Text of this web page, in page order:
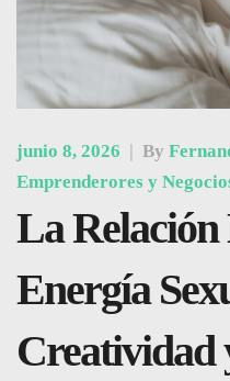
junio 8, 2026 | By
Emprenderores y
La
Energía
Creatividad